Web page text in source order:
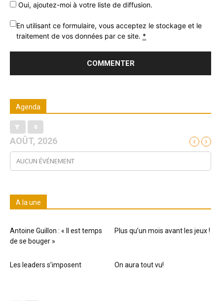
Oui, ajoutez-moi à votre liste de diffusion.
En utilisant ce formulaire, vous acceptez le stockage et le
traitement de vos données par ce site. *
Agenda
AOÛT, 2026
AUCUN ÉVÉNEMENT
A la une
Antoine Guillon : « Il est temps
de se bouger »
Plus qu’un mois avant les jeux !
Les leaders s’imposent On aura tout vu!